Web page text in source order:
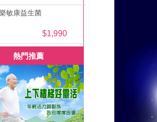
敏康益生菌
$1,990
熱門推薦